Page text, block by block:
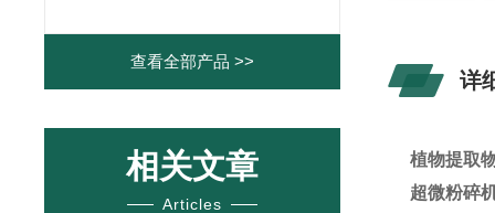
查看全部产品 >>
相关文章
Articles
详
植物提取
超微粉碎